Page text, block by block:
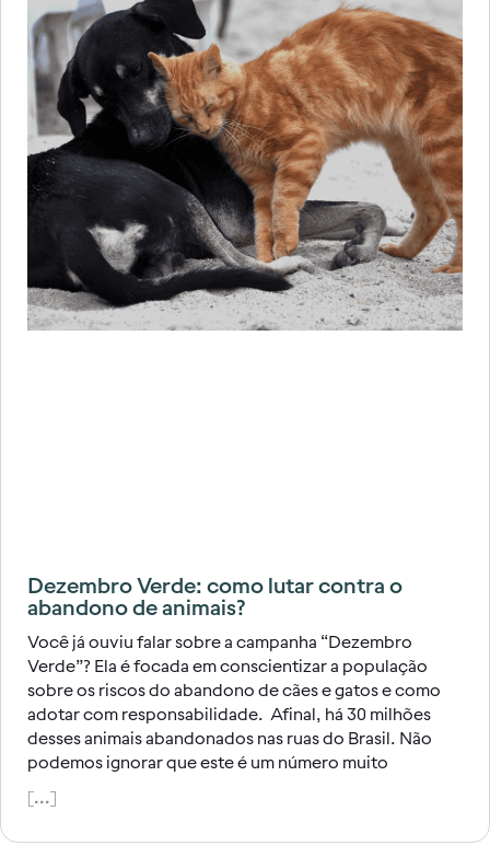
Dezembro Verde: como lutar contra o
abandono de animais?
Você já ouviu falar sobre a campanha “Dezembro
Verde”? Ela é focada em conscientizar a população
sobre os riscos do abandono de cães e gatos e como
adotar com responsabilidade. Afinal, há 30 milhões
desses animais abandonados nas ruas do Brasil. Não
podemos ignorar que este é um número muito
[...]